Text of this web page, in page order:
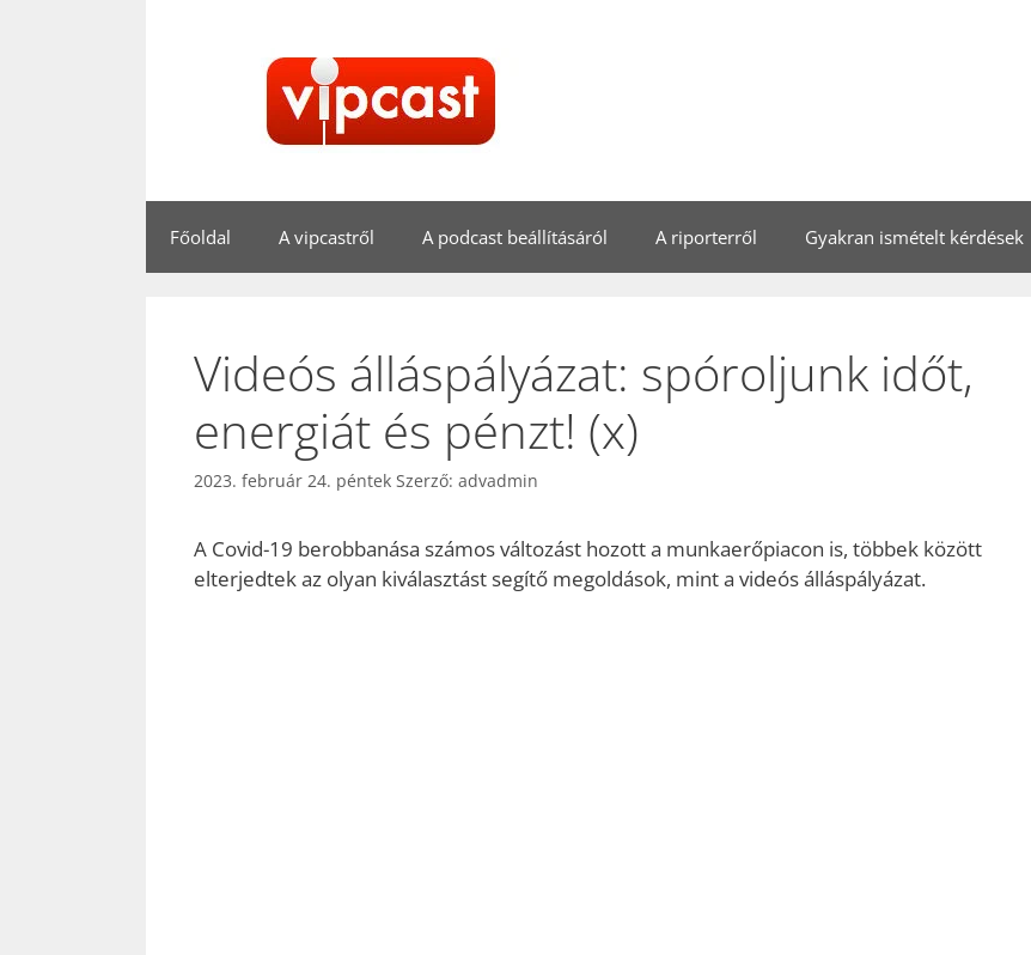
Főoldal A vipcastről A podcast beállításáról A riporterről Gyakran ismételt kérdések
Videós álláspályázat: spóroljunk időt,
energiát és pénzt! (x)
2023. február 24. péntek Szerző: advadmin
A Covid-19 berobbanása számos változást hozott a munkaerőpiacon is, többek között
elterjedtek az olyan kiválasztást segítő megoldások, mint a videós álláspályázat.